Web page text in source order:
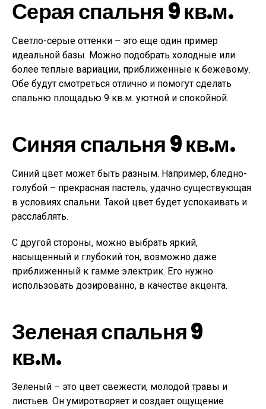
Серая спальня 9 кв.м.
Светло-серые оттенки – это еще один пример
идеальной базы. Можно подобрать холодные или
более теплые вариации, приближенные к бежевому.
Обе будут смотреться отлично и помогут сделать
спальню площадью 9 кв.м. уютной и спокойной.
Синяя спальня 9 кв.м.
Синий цвет может быть разным. Например, бледно-
голубой – прекрасная пастель, удачно существующая
в условиях спальни. Такой цвет будет успокаивать и
расслаблять.
С другой стороны, можно выбрать яркий,
насыщенный и глубокий тон, возможно даже
приближенный к гамме электрик. Его нужно
использовать дозированно, в качестве акцента.
Зеленая спальня 9
кв.м.
Зеленый – это цвет свежести, молодой травы и
листьев. Он умиротворяет и создает ощущение